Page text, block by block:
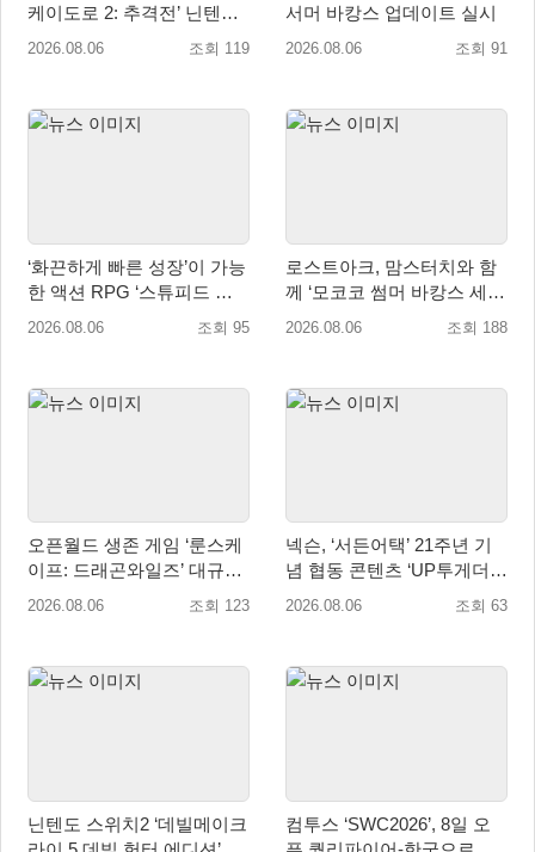
케이도로 2: 추격전’ 닌텐도
eShop 출시
2026.08.06 조회 119
서머 바캉스 업데이트 실시
2026.08.06 조회 91
‘화끈하게 빠른 성장’이 가능
한 액션 RPG ‘스튜피드 네
버 다이즈’ 패키지판 예약판
2026.08.06 조회 95
로스트아크, 맘스터치와 함
께 ‘모코코 썸머 바캉스 세
트’ 출시
2026.08.06 조회 188
오픈월드 생존 게임 ‘룬스케
이프: 드래곤와일즈’ 대규모
유저 편의성 개선 및 사이드
2026.08.06 조회 123
넥슨, ‘서든어택’ 21주년 기
념 협동 콘텐츠 ‘UP투게더’
업데이트
2026.08.06 조회 63
닌텐도 스위치2 ‘데빌메이크
컴투스 ‘SWC2026’, 8일 오